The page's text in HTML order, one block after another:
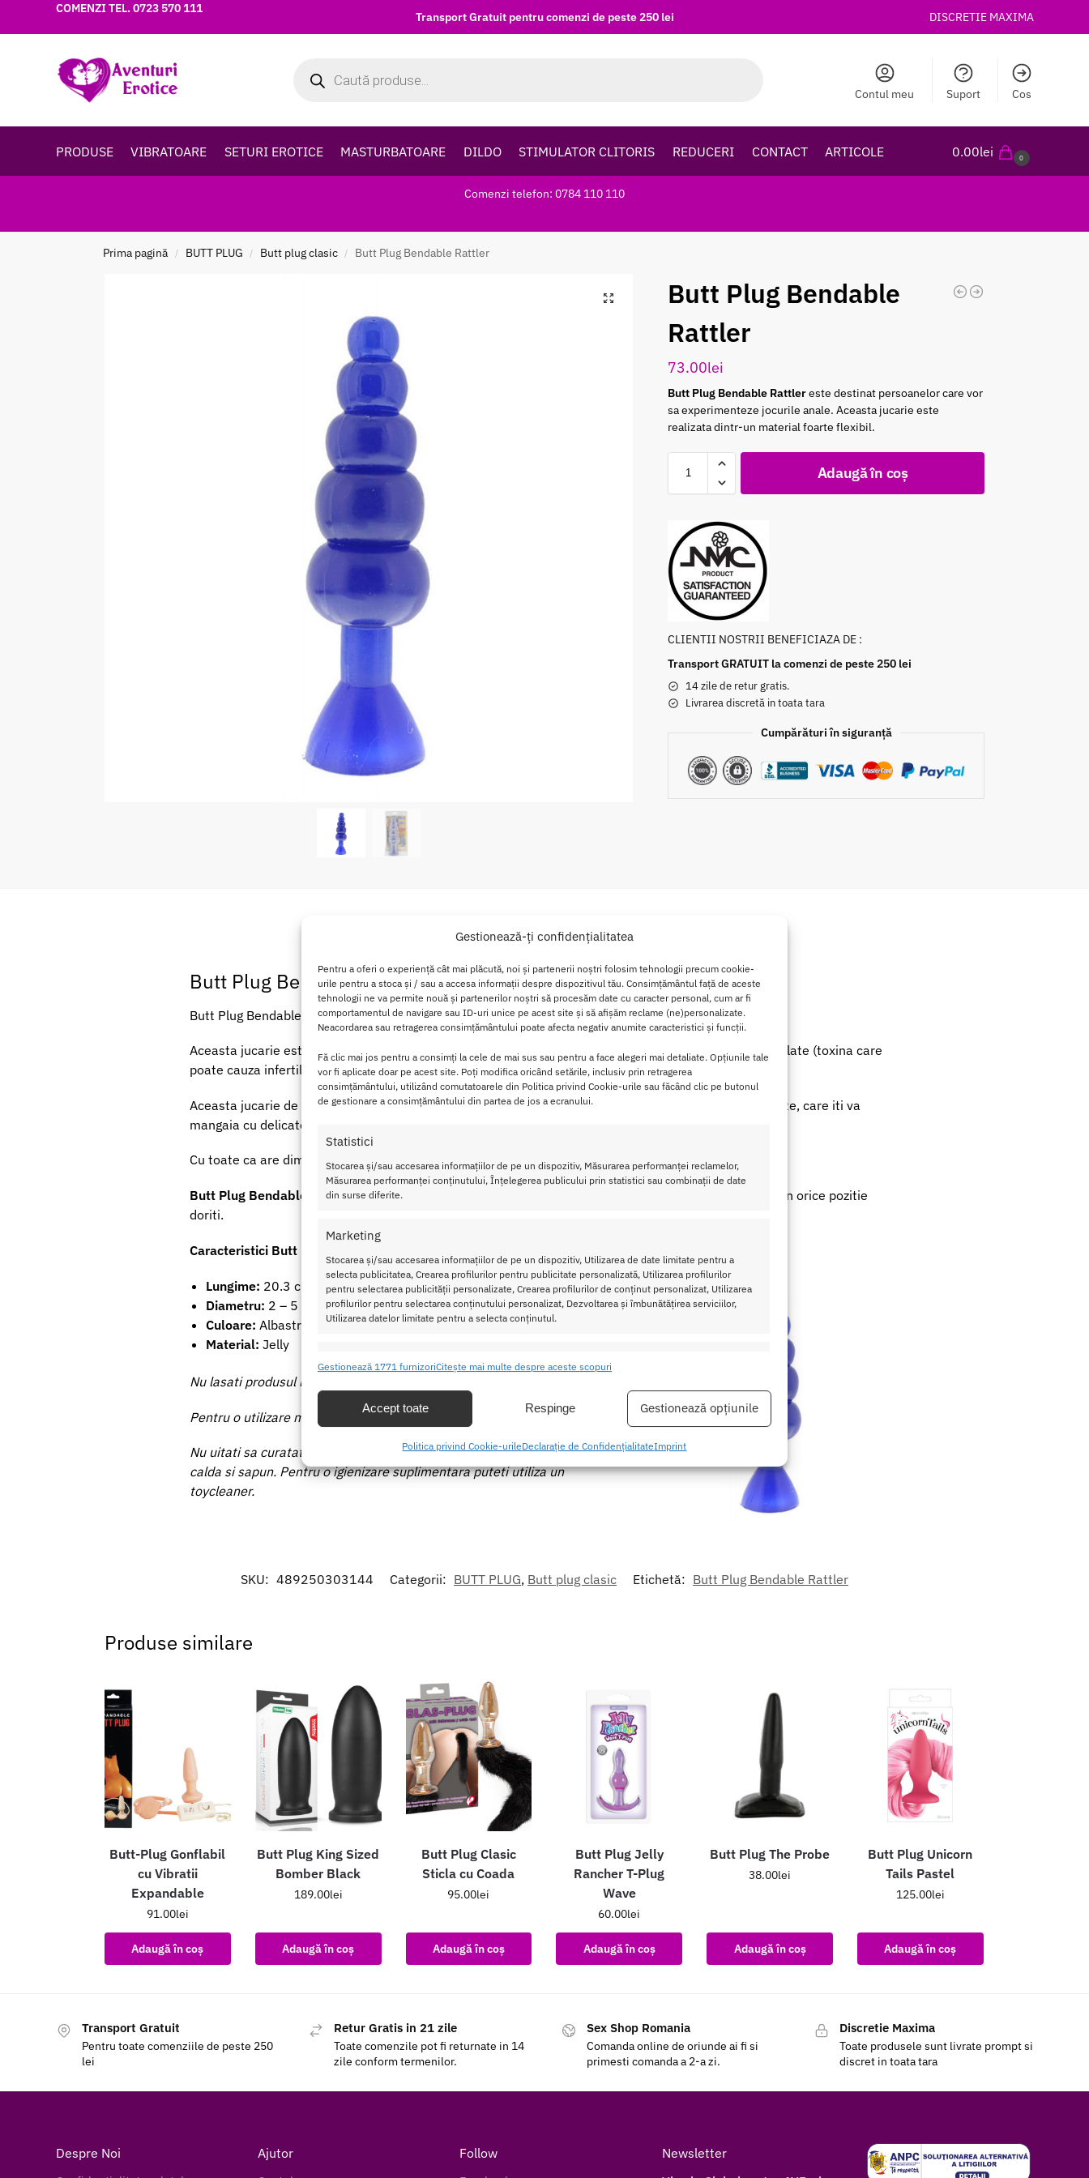
Gestionează-ți confidențialitatea
Pentru a oferi o experiență cât mai plăcută, noi și partenerii noștri folosim tehnologii precum cookie-
urile pentru a stoca și / sau a accesa informații despre dispozitivul tău. Consimțământul față de aceste
tehnologii ne va permite nouă și partenerilor noștri să procesăm date cu caracter personal, cum ar fi
comportamentul de navigare sau ID-uri unice pe acest site și să afișăm reclame (ne)personalizate.
Neacordarea sau retragerea consimțământului poate afecta negativ anumite caracteristici și funcții.
Fă clic mai jos pentru a consimți la cele de mai sus sau pentru a face alegeri mai detaliate. Opțiunile tale
vor fi aplicate doar pe acest site. Poți modifica oricând setările, inclusiv prin retragerea
consimțământului, utilizând comutatoarele din Politica privind Cookie-urile sau făcând clic pe butonul
de gestionare a consimțământului din partea de jos a ecranului.
Statistici
Stocarea și/sau accesarea informațiilor de pe un dispozitiv, Măsurarea performanței reclamelor,
Măsurarea performanței conținutului, Înțelegerea publicului prin statistici sau combinații de date
din surse diferite.
Marketing
Stocarea și/sau accesarea informațiilor de pe un dispozitiv, Utilizarea de date limitate pentru a
selecta publicitatea, Crearea profilurilor pentru publicitate personalizată, Utilizarea profilurilor
pentru selectarea publicității personalizate, Crearea profilurilor de conținut personalizat, Utilizarea
profilurilor pentru selectarea conținutului personalizat, Dezvoltarea și îmbunătățirea serviciilor,
Utilizarea datelor limitate pentru a selecta conținutul.
dispozitive, Identificarea dispozitivelor pe baza informațiilor transmise automat.
baza informațiilor solicitate în mod activ.
Mereu activ
Gestionează 1771 furnizoriCitește mai multe despre aceste scopuri
Accept toate Respinge Gestionează opțiunile
Politica privind Cookie-urileDeclarație de ConfidențialitateImprint
COMENZI TEL.0723 570 111
Transport Gratuit pentru comenzi de peste 250 lei DISCRETIE MAXIMA
Contul meu Suport Cos
PRODUSE VIBRATOARE SETURI EROTICE MASTURBATOARE DILDO STIMULATOR CLITORIS REDUCERI CONTACT ARTICOLE 0.00lei 0
Comenzi telefon: 0784 110 110
Prima pagină / BUTT PLUG / Butt plug clasic / Butt Plug Bendable Rattler
Butt Plug Bendable
Rattler
73.00lei
Butt Plug Bendable Rattlereste destinat persoanelor care vor
sa experimenteze jocurile anale. Aceasta jucarie este
realizata dintr-un material foarte flexibil.
Adaugă în coș
CLIENTII NOSTRII BENEFICIAZA DE :
Transport GRATUIT la comenzi de peste 250 lei
14 zile de retur gratis.
Livrarea discretă in toata tara
Cumpărături în siguranță
Butt Plug Bendable Rattler
Butt Plug Bendable este destinat persoanelor care vor sa experimenteze jocurile anale.
Aceasta jucarie este realizata dintr-un material foarte flexibil, placut la atingere care nu contine phthalate (toxina care
poate cauza infertilitate).
Aceasta jucarie de dragoste a fost creata pentru a te satisface, asa ca are un dimensiuni impresionante, care iti va
mangaia cu delicatete peretii anusului tau.
Cu toate ca are dimensiuni mari, un lubrifiant pe baza de apa face alunecarea mai usoara.
Butt Plug Bendable Rattlerare un design special conceput pentru a va duce pe cele mai inalte culmi in orice pozitie
doriti.
Caracteristici Butt Plug Bendable Rattler
Lungime: 20.3 cm
Diametru: 2 – 5 cm
Culoare: Albastru
Material: Jelly
Nu lasati produsul la indemana copiilor.
Pentru o utilizare mai usoara utilizati un lubrifiant pe baza de apa.
Nu uitati sa curatati produsul inainte si dupa fiecare utilizare cu apa
calda si sapun. Pentru o igienizare suplimentara puteti utiliza un
toycleaner.
SKU: 489250303144 Categorii: BUTT PLUG, Butt plug clasic Etichetă: Butt Plug Bendable Rattler
Produse similare
Butt-Plug Gonflabil
cu Vibratii
Expandable
91.00lei
Adaugă în coș
Butt Plug King Sized
Bomber Black
189.00lei
Adaugă în coș
Butt Plug Clasic
Sticla cu Coada
95.00lei
Adaugă în coș
Butt Plug Jelly
Rancher T-Plug
Wave
60.00lei
Adaugă în coș
Butt Plug The Probe
38.00lei
Adaugă în coș
Butt Plug Unicorn
Tails Pastel
125.00lei
Adaugă în coș
Transport Gratuit
Pentru toate comenziile de peste 250
lei
Retur Gratis in 21 zile
Toate comenzile pot fi returnate in 14
zile conform termenilor.
Sex Shop Romania
Comanda online de oriunde ai fi si
primesti comanda a 2-a zi.
Discretie Maxima
Toate produsele sunt livrate prompt si
discret in toata tara
Despre Noi Ajutor Follow Newsletter